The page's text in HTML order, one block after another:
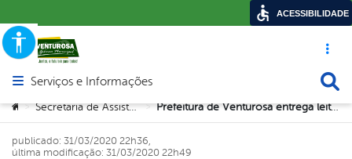
Acesso
Abrir menu principal de navegação
Serviços e Informações
Você está aqui:
> Secretaria de Assistência Social > Prefeitura de Venturosa entrega leite a mais de 140 famílias
publicado: 31/03/2020 22h36,
última modificação: 31/03/2020 22h49
ACESSIBILIDADE